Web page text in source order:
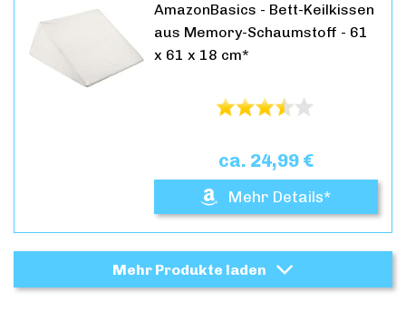
AmazonBasics - Bett-Keilkissen
aus Memory-Schaumstoff - 61
x 61 x 18 cm*
ca. 24,99 €
Mehr Details*
Mehr Produkte laden